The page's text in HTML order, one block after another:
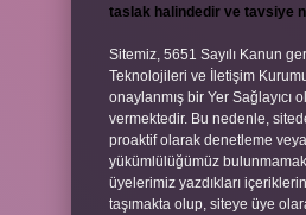
taslak halindedir ve tavsiye
Sitemiz, 5651 Sayılı Kanun
Teknolojileri ve İletişim
onaylanmış bir Yer Sağlayıcı
vermektedir. Bu nedenle,
proaktif olarak denetleme
yükümlülüğümüz
üyelerimiz yazdıkları
taşımakta olup, siteye üye